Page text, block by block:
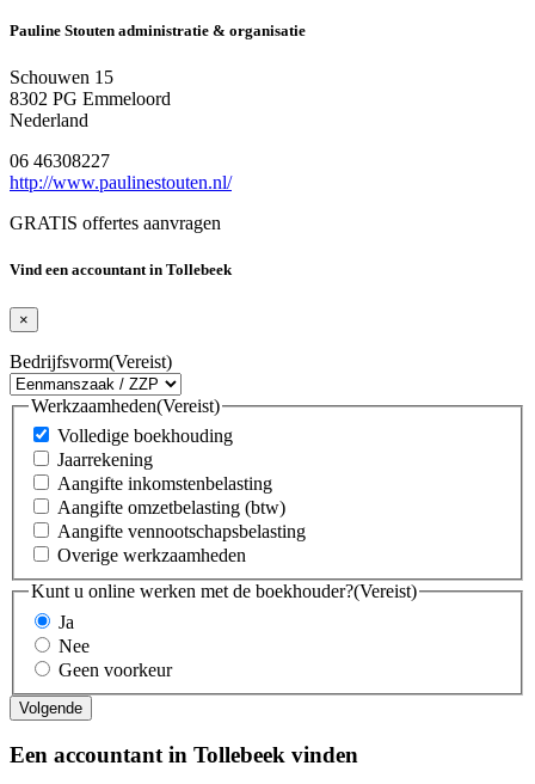
Pauline Stouten administratie & organisatie
Schouwen 15
8302 PG Emmeloord
Nederland
06 46308227
http://www.paulinestouten.nl/
GRATIS offertes aanvragen
Vind een accountant in Tollebeek
×
Bedrijfsvorm(Vereist)
Werkzaamheden(Vereist)
Volledige boekhouding
Jaarrekening
Aangifte inkomstenbelasting
Aangifte omzetbelasting (btw)
Aangifte vennootschapsbelasting
Overige werkzaamheden
Kunt u online werken met de boekhouder?(Vereist)
Ja
Nee
Geen voorkeur
Een accountant in Tollebeek vinden